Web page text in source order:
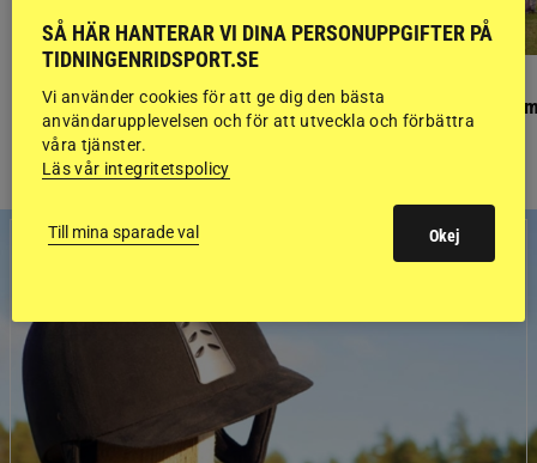
Ponnypappan: Kärlek från första gnägget Finaldag med
SÅ HÄR HANTERAR VI DINA PERSONUPPGIFTER PÅ
TIDNINGENRIDSPORT.SE
Vi använder cookies för att ge dig den bästa
användarupplevelsen och för att utveckla och förbättra
våra tjänster.
Läs vår integritetspolicy
Till mina sparade val Okej